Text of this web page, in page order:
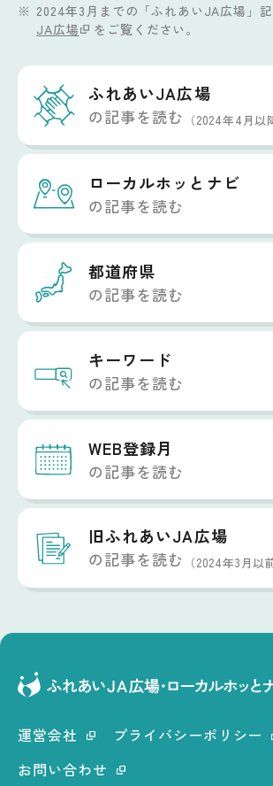
2024年3月までの「ふれあいJA広場」記
JA広場
をご覧ください。
ふれあいJA広場
の記事を読む （2024年4月以
ローカルホッと ナビ
の記事を読む
都道府県
の記事を読む
キーワード
の記事を読む
WEB登録月
の記事を読む
旧ふれあいJA広場
の記事を読む （2024年3月以
運営会社
プライバシーポリシー
お問い合わせ